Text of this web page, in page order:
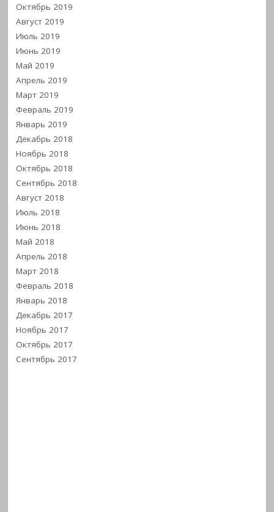
Октябрь 2019
Август 2019
Июль 2019
Июнь 2019
Май 2019
Апрель 2019
Март 2019
Февраль 2019
Январь 2019
Декабрь 2018
Ноябрь 2018
Октябрь 2018
Сентябрь 2018
Август 2018
Июль 2018
Июнь 2018
Май 2018
Апрель 2018
Март 2018
Февраль 2018
Январь 2018
Декабрь 2017
Ноябрь 2017
Октябрь 2017
Сентябрь 2017